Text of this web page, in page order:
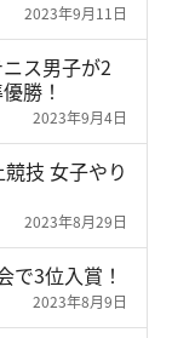
在学生の方
地域・企業の方
2023年9月11日
ス男子が2
勝！
2023年9月4日
技 女子やり
2023年8月29日
で3位入賞！
2023年8月9日